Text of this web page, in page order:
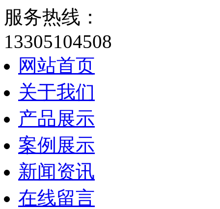
服务热线：
13305104508
网站首页
关于我们
产品展示
案例展示
新闻资讯
在线留言